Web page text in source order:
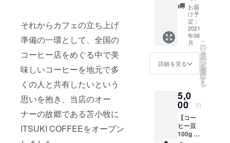
それからカフェの立ち上げ
準備の一環として、全国の
コーヒー店をめぐる中で美
味しいコーヒーを地元で多
くの人と共有したいという
思いを抱き、当店のオー
ナーの故郷である苫小牧に
ITSUKI COFFEEをオープン
毎月1回
当店が
焙煎・
厳選し
たコー
ヒー豆
を100g
ずつ3ヶ
月間お
届けし
お届
け予
定：
2021
年06
月
詳細を見る
こ
の
リ
タ
ー
ン
を
選
択
す
る
5,0
00 円
【コー
ヒー豆
100g ×5